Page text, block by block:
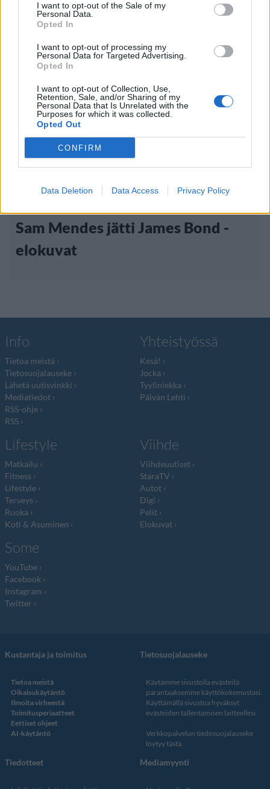
I want to opt-out of the Sale of my
Personal Data.
Opted In
I want to opt-out of processing my
Personal Data for Targeted Advertising.
Opted In
I want to opt-out of Collection, Use,
Retention, Sale, and/or Sharing of my
Personal Data that Is Unrelated with the
Purposes for which it was collected.
Opted Out
CONFIRM
Data Deletion Data Access Privacy Policy
Viihdeuutiset
6.3.2013, 23:00
Sam Mendes jätti James Bond -
elokuvat
Info
Tietoa meistä
Tietosuojalauseke
Lähetä uutisvinkki
Mediatiedot
RSS-ohje
RSS
Yhteistyössä
Kesä!
Jocka
Tyyliniekka
Päivän Lehti
Lifestyle
Matkailu
Fitness
Lifestyle
Terveys
Ruoka
Koti & Asuminen
Viihde
Viihdeuutiset
StaraTV
Autot
Digi
Pelit
Elokuvat
Some
YouTube
Facebook
Instagram
Twitter
Kustantaja ja toimitus
Tietoa meistä
Oikaisukäytäntö
Ilmoita virheestä
Toimitusperiaatteet
Eettiset ohjeet
AI-käytäntö
Tietosuojalauseke
Käytämme sivustolla evästeitä
parantaaksemme käyttökokemustasi.
Käyttämällä sivustoa hyväksyt
evästeiden tallentamisen laitteellesi.
Verkkopalvelun tiedosuojalauseke
löytyy tästä
Tiedotteet Mediamyynti